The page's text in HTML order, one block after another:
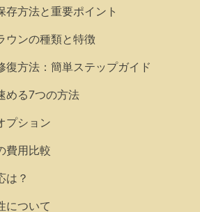
存方法と重要ポイント
ウンの種類と特徴
復方法：簡単ステップガイド
める7つの方法
プション
費用比較
は？
について